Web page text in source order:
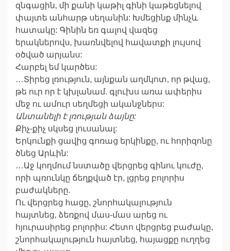
զնգացին, մի քանի կաթիլ գինի կաթեցնելով
փայտե անհարթ սեղանին: Խմեցինք մինչև
հատակը: Գինին եռ գալով վազեց
երակներովս, խառնվելով հավատքի լույսով
օծված արյանս:
Հարբել եմ կարծես:
…Տիրեց լռություն, այնքան աղմկոտ, որ թվաց,
թե ուր որ է կխլանամ. գլուխս առա ափերիս
մեջ ու ամուր սեղմեցի ականջներս:
Անտանելի է լռության ձայնը:
Քիչ-քիչ սկսեց լուսանալ:
Երկունքի ցավից գոռաց երկինքը, ու հորիզոնը
ծնեց Արևին:
…Աջ կողմում նստածը վերցրեց գինու կուժը,
որի պռունկը ճեղքված էր, լցրեց բոլորիս
բաժակները.
Ու վերցրեց հացը, շնորհակալություն
հայտնեց, ձեռքով մաս-մաս արեց ու
հյուրասիրեց բոլորիս: Հետո վերցրեց բաժակը,
շնորհակալություն հայտնեց, հայացքը ուղղեց